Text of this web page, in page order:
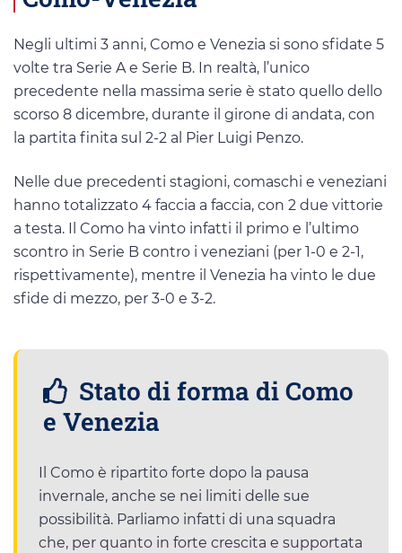
Negli ultimi 3 anni, Como e Venezia si sono sfidate 5
volte tra Serie A e Serie B. In realtà, l’unico
precedente nella massima serie è stato quello dello
scorso 8 dicembre, durante il girone di andata, con
la partita finita sul 2-2 al Pier Luigi Penzo.
Nelle due precedenti stagioni, comaschi e veneziani
hanno totalizzato 4 faccia a faccia, con 2 due vittorie
a testa. Il Como ha vinto infatti il primo e l’ultimo
scontro in Serie B contro i veneziani (per 1-0 e 2-1,
rispettivamente), mentre il Venezia ha vinto le due
sfide di mezzo, per 3-0 e 3-2.
Stato di forma di Como
e Venezia
Il Como è ripartito forte dopo la pausa
invernale, anche se nei limiti delle sue
possibilità. Parliamo infatti di una squadra
che, per quanto in forte crescita e supportata